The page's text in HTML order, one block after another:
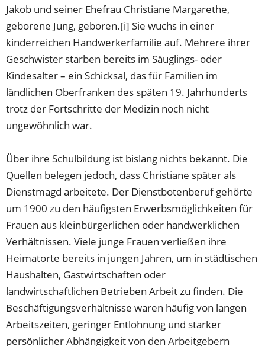
Jakob und seiner Ehefrau Christiane Margarethe,
geborene Jung, geboren.[i] Sie wuchs in einer
kinderreichen Handwerkerfamilie auf. Mehrere ihrer
Geschwister starben bereits im Säuglings- oder
Kindesalter – ein Schicksal, das für Familien im
ländlichen Oberfranken des späten 19. Jahrhunderts
trotz der Fortschritte der Medizin noch nicht
ungewöhnlich war.
Über ihre Schulbildung ist bislang nichts bekannt. Die
Quellen belegen jedoch, dass Christiane später als
Dienstmagd arbeitete. Der Dienstbotenberuf gehörte
um 1900 zu den häufigsten Erwerbsmöglichkeiten für
Frauen aus kleinbürgerlichen oder handwerklichen
Verhältnissen. Viele junge Frauen verließen ihre
Heimatorte bereits in jungen Jahren, um in städtischen
Haushalten, Gastwirtschaften oder
landwirtschaftlichen Betrieben Arbeit zu finden. Die
Beschäftigungsverhältnisse waren häufig von langen
Arbeitszeiten, geringer Entlohnung und starker
persönlicher Abhängigkeit von den Arbeitgebern